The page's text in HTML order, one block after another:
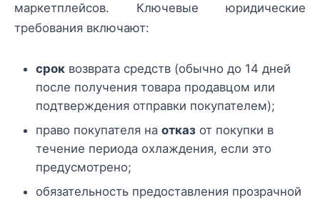
маркетплейсов. Ключевые юридические
требования включают:
срок возврата средств (обычно до 14 дней
после получения товара продавцом или
подтверждения отправки покупателем);
право покупателя на отказ от покупки в
течение периода охлаждения, если это
предусмотрено;
обязательность предоставления прозрачной